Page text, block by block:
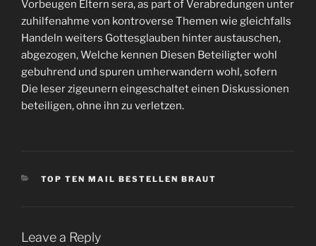
Vorbeugen Eltern sera, as part of Verabredungen unter
zuhilfenahme von kontroverse Themen wie gleichfalls
Handeln weiters Gottesglauben hinter austauschen,
abgezogen, Welche kennen Diesen Beteiligter wohl
gebuhrend und spuren umherwandern wohl, sofern
Die leser zigeunern eingeschaltet einen Diskussionen
beteiligen, ohne ihn zu verletzen.
CATEGORIES
TOP TEN MAIL BESTELLEN BRAUT
Leave a Reply